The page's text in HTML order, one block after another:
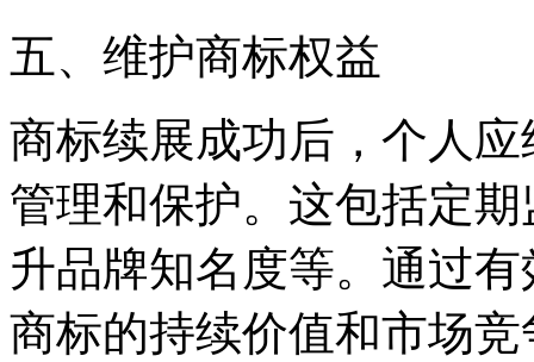
‌五、维护商标权益‌
商标续展成功后，个人
管理和保护。这包括定
升品牌知名度等。通过
商标的持续价值和市场